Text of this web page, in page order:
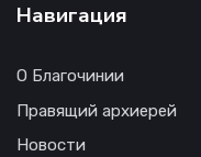
Навигация
О Благочинии
Правящий архиерей
Новости